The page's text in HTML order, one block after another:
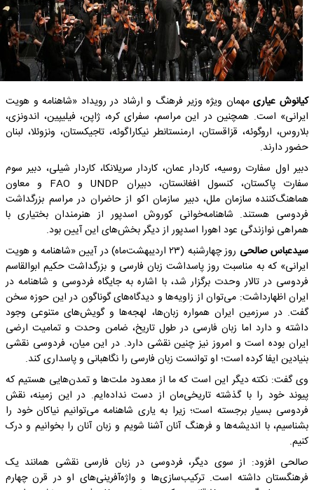
کیانوش عیاریمهمان ویژه وزیر فرهنگ و ارشاد در رویداد «شاهنامه و هویت
ایرانی» است. همچنین در این مراسم، سفرای کره، ژاپن، فیلیپین، اندونزی،
بلاروس، اروگوئه، قزاقستان، ارمنستانطر نیکاراگوئه، تاجیکستان، ونزوئلا، لبنان
حضور دارند.
دبیر اول سفارت روسیه، کاردار عمان، کاردار سریلانکا، کاردار شیلی، دبیر سوم
سفارت پاکستان، کنسول افغانستان، دبیران UNDP و FAO و معاون
هماهنگ‌کننده سازمان ملل، دبیر سازمان اکو از حاضران در مراسم بزرگداشت
فردوسی هستند. شاهنامه‌خوانی کوروش اسدپور از هنرمندان بختیاری با
همراهی نوازندگی عود اهورا اسدپور از دیگر بخش‌های این آیین بود.
سیدعباس صالحی
روز چهارشنبه (۲۳ اردیبهشت‌ماه) در آیین «شاهنامه و هویت
ایرانی» که به مناسبت روز پاسداشت زبان فارسی و بزرگداشت حکیم ابوالقاسم
فردوسی در تالار وحدت برگزار شد، با اشاره به جایگاه فردوسی و شاهنامه در
ایران اظهارداشت: می‌توان از زاویه‌ها و دیدگاه‌های گوناگون در این حوزه سخن
گفت. در سرزمین ایران همواره زبان‌ها، لهجه‌ها و گویش‌های متنوعی وجود
داشته و دارد اما زبان فارسی در طول تاریخ، ضامن وحدت و تمامیت ارضی
ایران بوده است و امروز نیز چنین نقشی دارد. در این میان، فردوسی نقشی
بنیادین ایفا کرده است؛ او توانست زبان فارسی را نگاهبانی و پاسداری کند.
وی گفت: نکته دیگر این است که ما از معدود ملت‌ها و تمدن‌هایی هستیم که
پیوند خود را با گذشته تاریخی‌مان از دست نداده‌ایم. در این زمینه، نقش
فردوسی بسیار برجسته است؛ زیرا به یاری شاهنامه می‌توانیم نیاکان خود را
بشناسیم، با اندیشه‌ها و فرهنگ آنان آشنا شویم و زبان آنان را بخوانیم و درک
کنیم.
صالحی افزود: از سوی دیگر، فردوسی در زبان فارسی نقشی همانند یک
فرهنگستان داشته است. ترکیب‌سازی‌ها و واژه‌آفرینی‌های او در قرن چهارم